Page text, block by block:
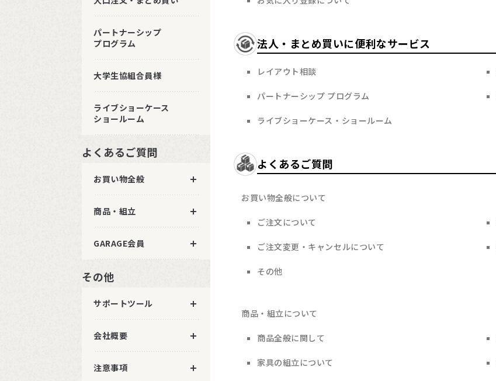
パートナーシップ
プログラム
大学生協組合員様
ライブショーケース
ショールーム
よくあるご質問
お買い物全般
商品・組立
GARAGE会員
その他
サポートツール
会社概要
注意事項
法人・まとめ買いに便利なサービス
レイアウト相談
パートナーシップ プログラム
ライブショーケース・ショールーム
よくあるご質問
お買い物全般について
ご注文について
ご注文変更・キャンセルについて
その他
商品・組立について
商品全般に関して
家具の組立について